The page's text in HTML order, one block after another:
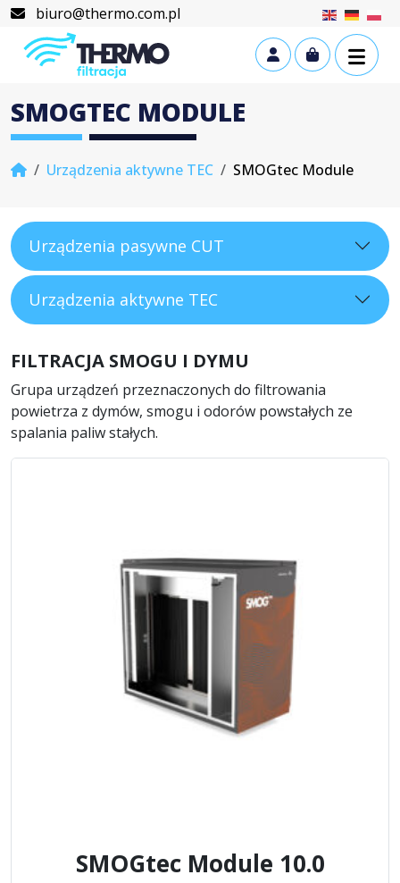
biuro@thermo.com.pl
Skip to content
Skip to footer
Account
Cart
SMOGTEC MODULE
HomeUrządzenia aktywne TEC SMOGtec Module
Urządzenia pasywne CUT
Urządzenia aktywne TEC
FILTRACJA SMOGU I DYMU
Grupa urządzeń przeznaczonych do filtrowania
powietrza z dymów, smogu i odorów powstałych ze
spalania paliw stałych.
SMOGtec Module 10.0